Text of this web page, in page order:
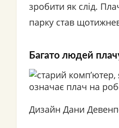
зробити як слід.
парку став
Багато людей
Дизайн Дани